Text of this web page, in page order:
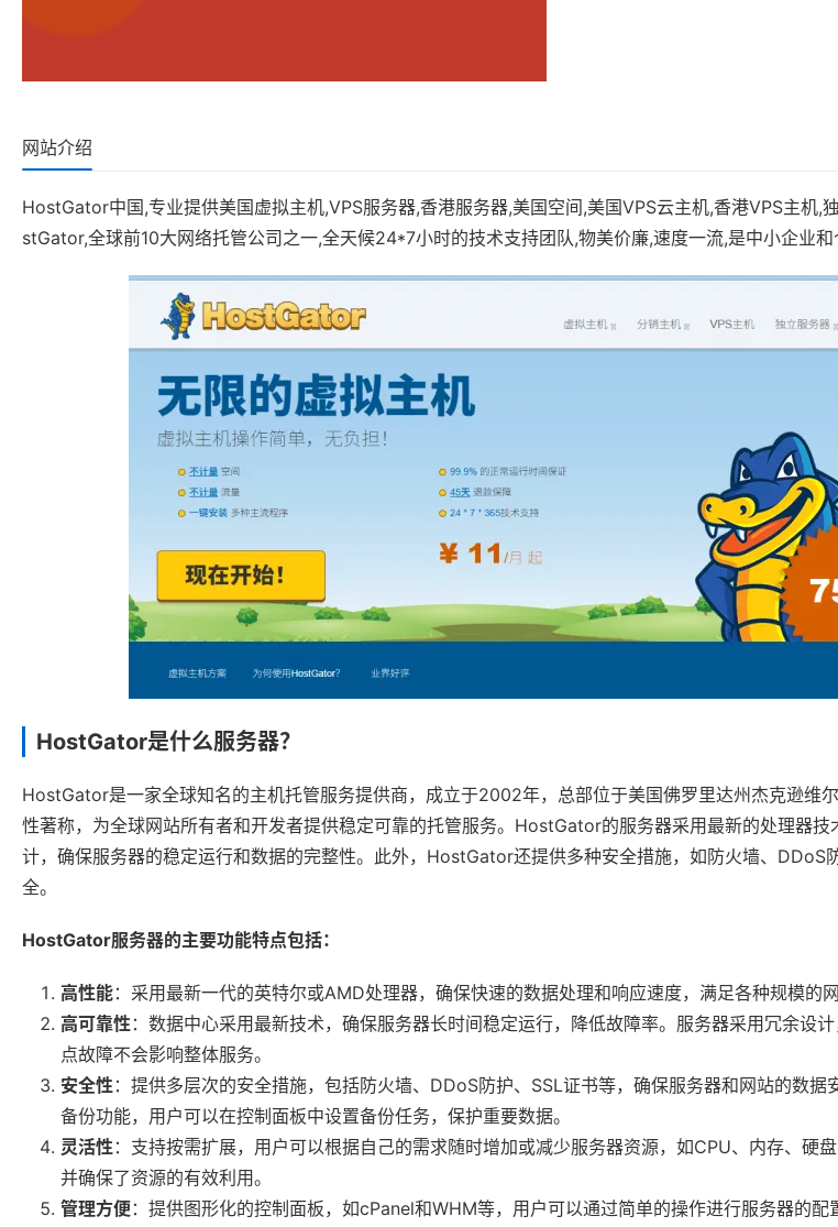
网站介绍
HostGator中国,专业提供美国虚拟主机,VPS服务器,香港服务器,美国空间,美国VPS云主机,香港VPS主机,
stGator,全球前10大网络托管公司之一,全天候24*7小时的技术支持团队,物美价廉,速度一流,是中小企业
HostGator是什么服务器？
HostGator是一家全球知名的主机托管服务提供商，成立于2002年，总部位于美国佛罗里达州杰克逊维
性著称，为全球网站所有者和开发者提供稳定可靠的托管服务。HostGator的服务器采用最新的处理器
计，确保服务器的稳定运行和数据的完整性。此外，HostGator还提供多种安全措施，如防火墙、DDoS
全。
HostGator服务器的主要功能特点包括：
高性能：采用最新一代的英特尔或AMD处理器，确保快速的数据处理和响应速度，满足各种规模的网
高可靠性：数据中心采用最新技术，确保服务器长时间稳定运行，降低故障率。服务器采用冗余设
点故障不会影响整体服务。
安全性：提供多层次的安全措施，包括防火墙、DDoS防护、SSL证书等，确保服务器和网站的数
备份功能，用户可以在控制面板中设置备份任务，保护重要数据。
灵活性：支持按需扩展，用户可以根据自己的需求随时增加或减少服务器资源，如CPU、内存、硬
并确保了资源的有效利用。
管理方便：提供图形化的控制面板，如cPanel和WHM等，用户可以通过简单的操作进行服务器的